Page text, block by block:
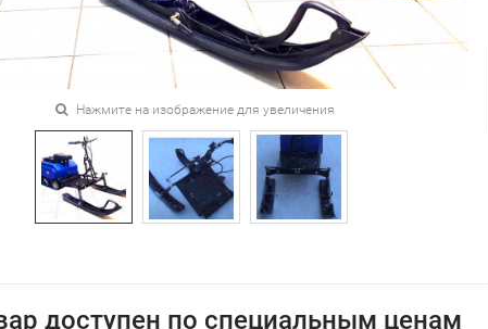
Нажмите на изображение для увеличения
доступен по специальным ценам